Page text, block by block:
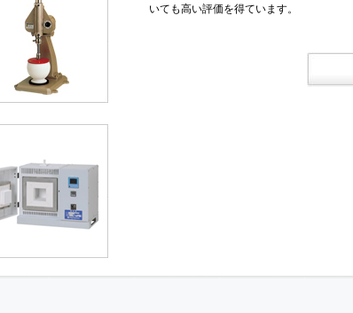
いても高い評価を得ています。